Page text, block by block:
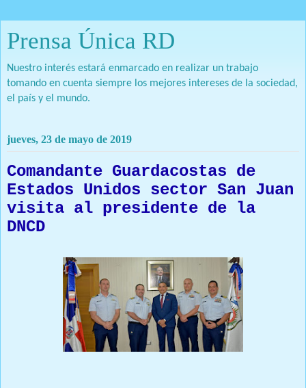
Prensa Única RD
Nuestro interés estará enmarcado en realizar un trabajo
tomando en cuenta siempre los mejores intereses de la sociedad,
el país y el mundo.
jueves, 23 de mayo de 2019
Comandante Guardacostas de
Estados Unidos sector San Juan
visita al presidente de la
DNCD